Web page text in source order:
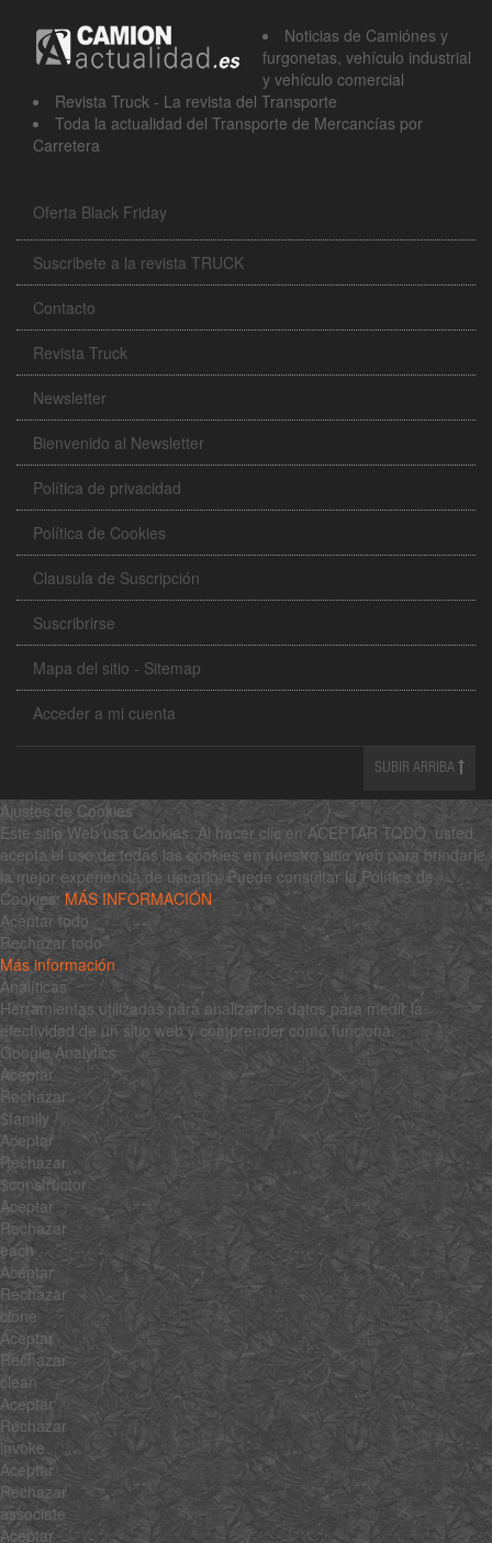
Noticias de Camiónes y
furgonetas, vehículo industrial
y vehículo comercial
Revista Truck - La revista del Transporte
Toda la actualidad del Transporte de Mercancías por
Carretera
Oferta Black Friday
Suscribete a la revista TRUCK
Contacto
Revista Truck
Newsletter
Bienvenido al Newsletter
Política de privacidad
Política de Cookies
Clausula de Suscripción
Suscribrirse
Mapa del sitio - Sitemap
Acceder a mi cuenta
SUBIR ARRIBA
Ajustes de Cookies
Este sitio Web usa Cookies. Al hacer clic en ACEPTAR TODO, usted
acepta el uso de todas las cookies en nuestro sitio web para brindarle
la mejor experiencia de usuario. Puede consultar la Política de
Cookies: MÁS INFORMACIÓN
Aceptar todo
Rechazar todo
Más información
Analíticas
Herramientas utilizadas para analizar los datos para medir la
efectividad de un sitio web y comprender cómo funciona.
Google Analytics
Aceptar
Rechazar
$family
Aceptar
Rechazar
$constructor
Aceptar
Rechazar
each
Aceptar
Rechazar
clone
Aceptar
Rechazar
clean
Aceptar
Rechazar
invoke
Aceptar
Rechazar
associate
Aceptar